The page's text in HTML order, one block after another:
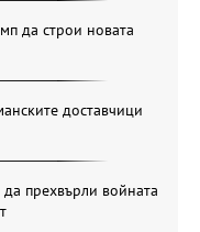
да строи новата
доставчици
прехвърли войната